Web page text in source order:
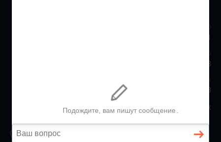
Москва и МО
+7 (499) 938-86-71
Санкт-Петербург и ЛО
+7 (812) 467-34-68
8 800 350 24 63
Заявки принимаются круглосуточно, без выходных
ГЖИ Москвы